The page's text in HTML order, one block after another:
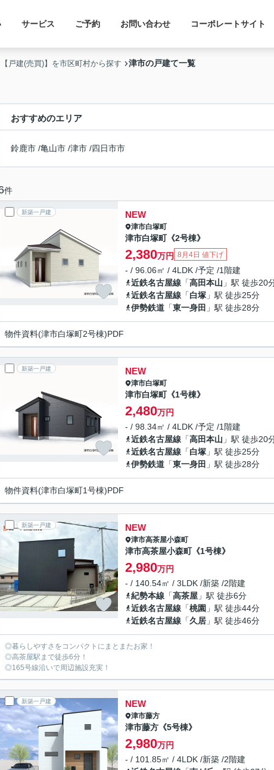
サービス ご予約 お問い合わせ コーポレートサイト
【戸建(売買)】を市区町村から探す 津市の戸建て一覧
おすすめのエリア
鈴鹿市 /亀山市 /津市 /四日市市
件
新築一戸建 NEW
津市白塚町
津市白塚町《2号棟》
2,380万円 8月4日 値下げ
- / 96.06㎡ / 4LDK /予定 /1階建
近鉄名古屋線 「高田本山 」駅 徒歩20
近鉄名古屋線 「白塚 」駅 徒歩25分
伊勢鉄道 「東一身田 」駅 徒歩28分
物件資料(津市白塚町2号棟)PDF
新築一戸建 NEW
津市白塚町
津市白塚町《1号棟》
2,480万円
- / 98.34㎡ / 4LDK /予定 /1階建
近鉄名古屋線 「高田本山 」駅 徒歩20
近鉄名古屋線 「白塚 」駅 徒歩25分
伊勢鉄道 「東一身田 」駅 徒歩28分
物件資料(津市白塚町1号棟)PDF
新築一戸建 NEW
津市高茶屋小森町
津市高茶屋小森町《1号棟》
2,980万円
- / 140.54㎡ / 3LDK /新築 /2階建
紀勢本線 「高茶屋 」駅 徒歩6分
近鉄名古屋線 「桃園 」駅 徒歩44分
近鉄名古屋線 「久居 」駅 徒歩46分
◎暮らしやすさをコンパクトにまとまたお家！
◎高茶屋駅まで徒歩6分！
◎165号線沿いで周辺施設充実！
新築一戸建 NEW
津市藤方
津市藤方《5号棟》
2,980万円
- / 101.85㎡ / 4LDK /新築 /2階建